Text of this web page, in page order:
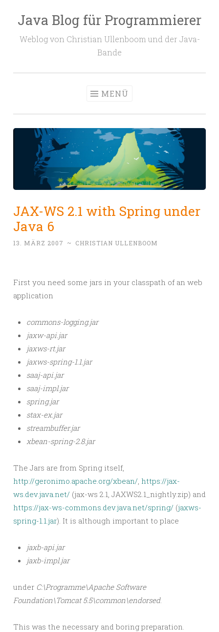
Zum
springen
Java Blog für Programmierer
Weblog von Christian Ullenboom und der Java-
Bande
MENÜ
JAX-WS 2.1 with Spring under
Java 6
13. MÄRZ 2007 ~ CHRISTIAN ULLENBOOM
First you need some jars in your classpath of an web
application
commons-logging.jar
jaxw-api.jar
jaxws-rt.jar
jaxws-spring-1.1.jar
saaj-api.jar
saaj-impl.jar
spring.jar
stax-ex.jar
streambuffer.jar
xbean-spring-2.8.jar
The Jars are from Spring itself,
http://geronimo.apache.org/xbean/, https://jax-
ws.dev.java.net/ (jax-ws 2.1, JAXWS2.1_nightly.zip) and
https://jax-ws-commons.dev.java.net/spring/ (jaxws-
spring-1.1.jar). It is although important to place
jaxb-api.jar
jaxb-impl.jar
under C:\Programme\Apache Software
Foundation\Tomcat 5.5\common\endorsed.
This was the necessary and boring preparation.